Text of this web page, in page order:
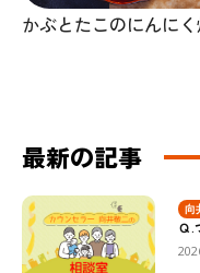
かぶとたこのにんに
最新の記事
向
Ｑ.